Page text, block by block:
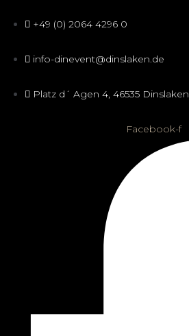
+49 (0) 2064 4296 0
info-dinevent@dinslaken.de
Platz d´ Agen 4, 46535 Dinslaken
Facebook-f